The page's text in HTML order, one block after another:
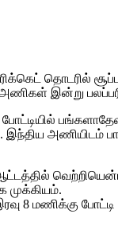
தொடரில்
அணிகள் இன்று
போட்டியில்
அணியிடம்
முக்கியம்.
8 மணிக்கு